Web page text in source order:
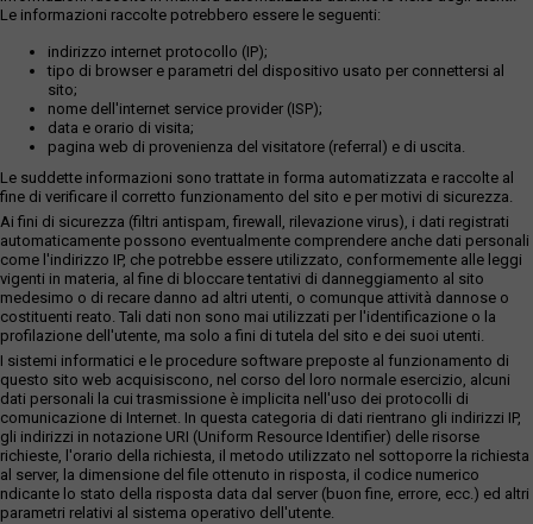
Le informazioni raccolte potrebbero essere le seguenti:
indirizzo internet protocollo (IP);
tipo di browser e parametri del dispositivo usato per connettersi al
sito;
nome dell'internet service provider (ISP);
data e orario di visita;
pagina web di provenienza del visitatore (referral) e di uscita.
Le suddette informazioni sono trattate in forma automatizzata e raccolte al
fine di verificare il corretto funzionamento del sito e per motivi di sicurezza.
Ai fini di sicurezza (filtri antispam, firewall, rilevazione virus), i dati registrati
automaticamente possono eventualmente comprendere anche dati personali
come l'indirizzo IP, che potrebbe essere utilizzato, conformemente alle leggi
vigenti in materia, al fine di bloccare tentativi di danneggiamento al sito
medesimo o di recare danno ad altri utenti, o comunque attività dannose o
costituenti reato. Tali dati non sono mai utilizzati per l'identificazione o la
profilazione dell'utente, ma solo a fini di tutela del sito e dei suoi utenti.
I sistemi informatici e le procedure software preposte al funzionamento di
questo sito web acquisiscono, nel corso del loro normale esercizio, alcuni
dati personali la cui trasmissione è implicita nell'uso dei protocolli di
comunicazione di Internet. In questa categoria di dati rientrano gli indirizzi IP,
gli indirizzi in notazione URI (Uniform Resource Identifier) delle risorse
richieste, l'orario della richiesta, il metodo utilizzato nel sottoporre la richiesta
al server, la dimensione del file ottenuto in risposta, il codice numerico
ndicante lo stato della risposta data dal server (buon fine, errore, ecc.) ed altri
parametri relativi al sistema operativo dell'utente.